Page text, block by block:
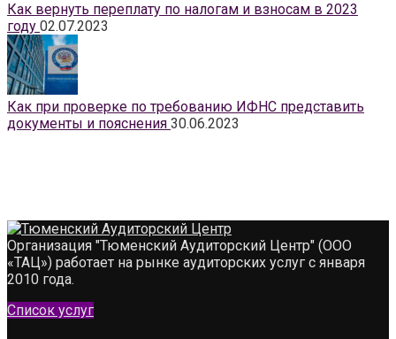
Как вернуть переплату по налогам и взносам в 2023
году 02.07.2023
Как при проверке по требованию ИФНС представить
документы и пояснения 30.06.2023
Организация "Тюменский Аудиторский Центр" (ООО
«ТАЦ») работает на рынке аудиторских услуг с января
2010 года.
Список услуг